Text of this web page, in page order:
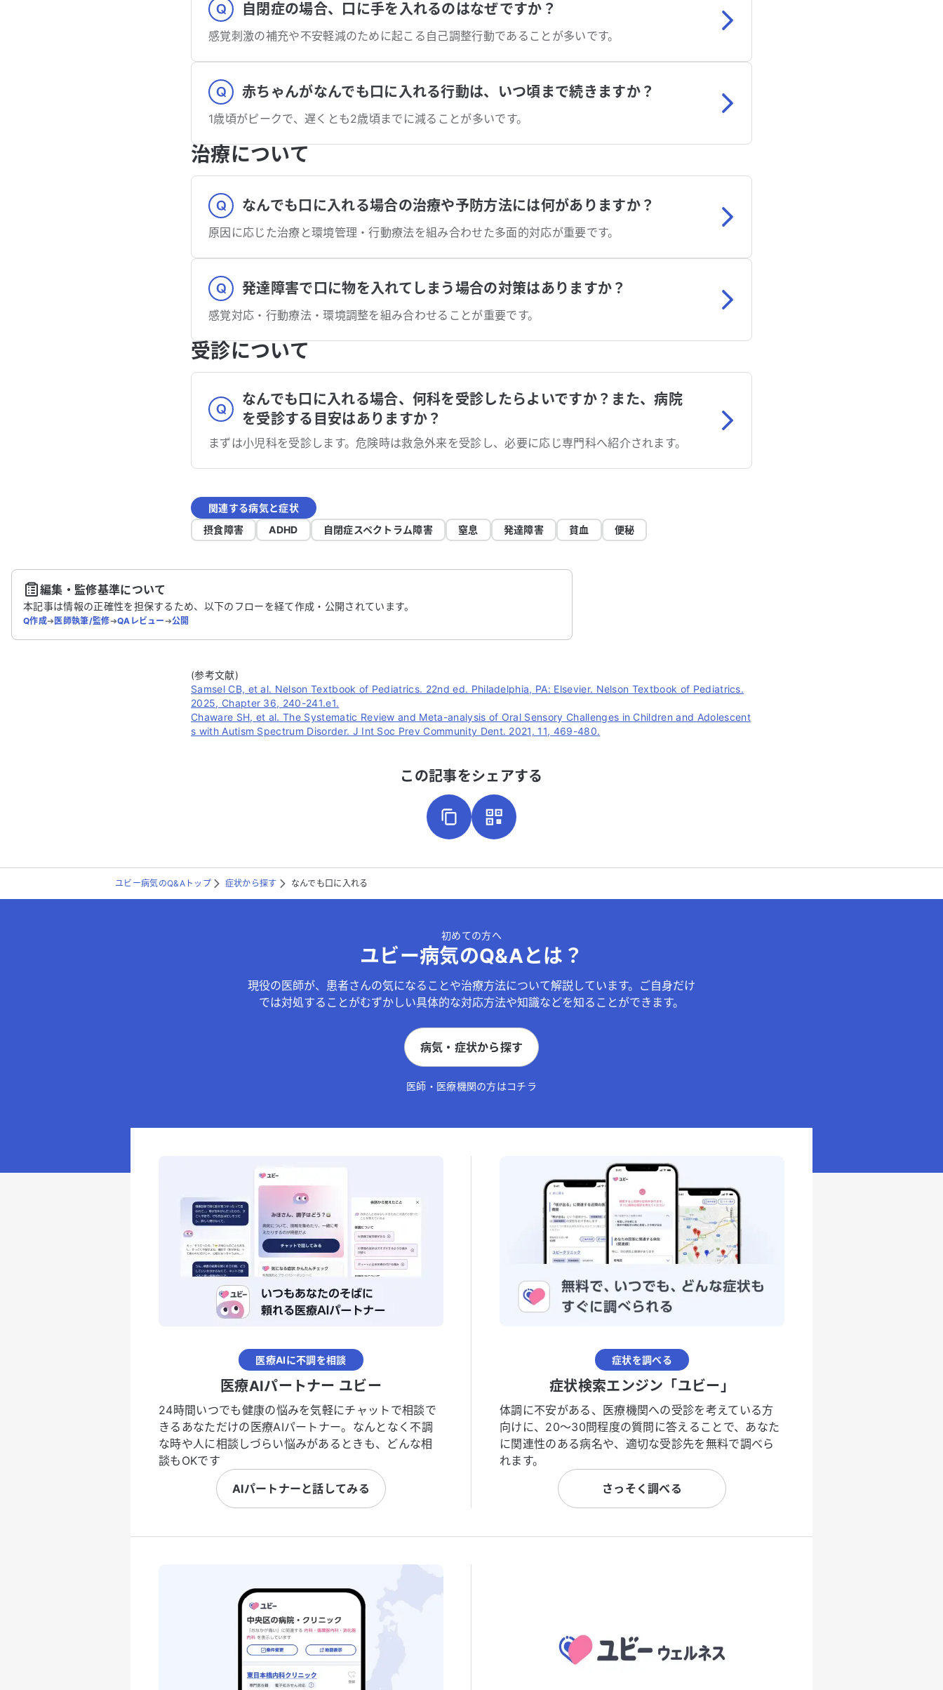
自閉症の場合、口に手を入れるのはなぜですか？
感覚刺激の補充や不安軽減のために起こる自己調整行動であることが多いです。
赤ちゃんがなんでも口に入れる行動は、いつ頃まで続きますか？
1歳頃がピークで、遅くとも2歳頃までに減ることが多いです。
治療について
なんでも口に入れる場合の治療や予防方法には何がありますか？
原因に応じた治療と環境管理・行動療法を組み合わせた多面的対応が重要です。
発達障害で口に物を入れてしまう場合の対策はありますか？
感覚対応・行動療法・環境調整を組み合わせることが重要です。
受診について
なんでも口に入れる場合、何科を受診したらよいですか？また、病院
を受診する目安はありますか？
まずは小児科を受診します。危険時は救急外来を受診し、必要に応じ専門科へ紹介されます。
関連する病気と症状
摂食障害
ADHD 自閉症スペクトラム障害 窒息 発達障害 貧血 便秘
編集・監修基準について
本記事は情報の正確性を担保するため、以下のフローを経て作成・公開されています。
Q作成➔医師執筆/監修➔QAレビュー➔公開
(参考文献)
Samsel CB, et al. Nelson Textbook of Pediatrics. 22nd ed. Philadelphia, PA: Elsevier. Nelson Textbook of Pediatrics.
2025, Chapter 36, 240-241.e1.
Chaware SH, et al. The Systematic Review and Meta-analysis of Oral Sensory Challenges in Children and Adolescent
s with Autism Spectrum Disorder. J Int Soc Prev Community Dent. 2021, 11, 469-480.
この記事をシェアする
ユビー病気のQ&Aトップ 症状から探す なんでも口に入れる
初めての方へ
ユビー病気のQ&Aとは？
現役の医師が、患者さんの気になることや治療方法について解説しています。ご自身だけ
では対処することがむずかしい具体的な対応方法や知識などを知ることができます。
病気・症状から探す
医師・医療機関の方はコチラ
医療AIに不調を相談
医療AIパートナー ユビー
24時間いつでも健康の悩みを気軽にチャットで相談で
きるあなただけの医療AIパートナー。なんとなく不調
な時や人に相談しづらい悩みがあるときも、どんな相
談もOKです
AIパートナーと話してみる
症状を調べる
症状検索エンジン「ユビー」
体調に不安がある、医療機関への受診を考えている方
向けに、20〜30問程度の質問に答えることで、あなた
に関連性のある病名や、適切な受診先を無料で調べら
れます。
さっそく調べる